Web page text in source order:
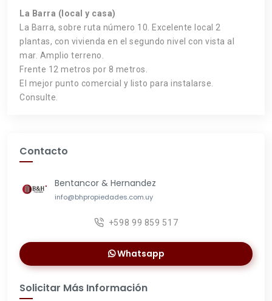
La Barra (local y casa)
La Barra, sobre ruta número 10. Excelente local 2
plantas, con vivienda en el segundo nivel con vista al
mar. Amplio terreno.
Frente 12 metros por 8 metros.
El mejor punto comercial y listo para instalarse.
Consulte.
Contacto
Bentancor & Hernandez
info@bhpropiedades.com.uy
+598 99 859 517
Whatsapp
Solicitar Más Información